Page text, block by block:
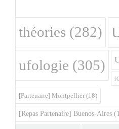
théories (282)
ufologie (305)
[Partenaire] Montpellier (18)
[Repas Partenaire] Buenos-Aires